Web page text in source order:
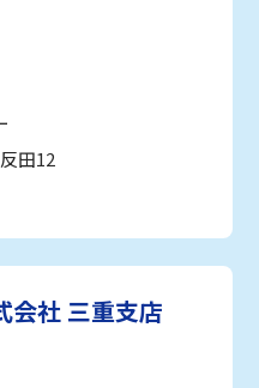
田12
会社 三重支店